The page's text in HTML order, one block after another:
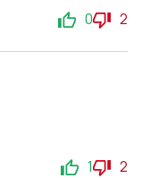
0 2
1 2